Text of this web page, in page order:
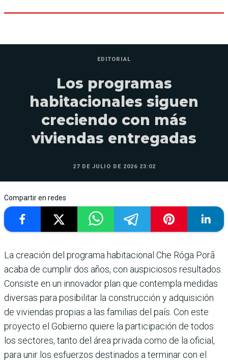
EDITORIAL
Los programas
habitacionales siguen
creciendo con más
viviendas entregadas
27 DE JULIO DE 2026 23:02
Compartir en redes
La creación del programa habita­cional Che Róga Porã
acaba de cumplir dos años, con auspiciosos resultados.
Consiste en un inno­vador plan que contempla medidas
diversas para posibilitar la construcción y adquisi­ción
de viviendas propias a las familias del país. Con este
proyecto el Gobierno quiere la participación de todos
los sectores, tanto del área privada como de la oficial,
para unir los esfuerzos destinados a terminar con el